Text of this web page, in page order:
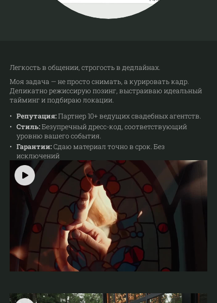
Легкость в общении, строгость в дедлайнах.
Моя задача — не просто снимать, а курировать кадр.
Деликатно режиссирую позинг, выстраиваю идеальный
тайминг и подбираю локации.
Репутация:Партнер 10+ ведущих свадебных агентств.
Стиль:Безупречный дресс-код, соответствующий
уровню вашего события.
Гарантии:Сдаю материал точно в срок. Без
исключений